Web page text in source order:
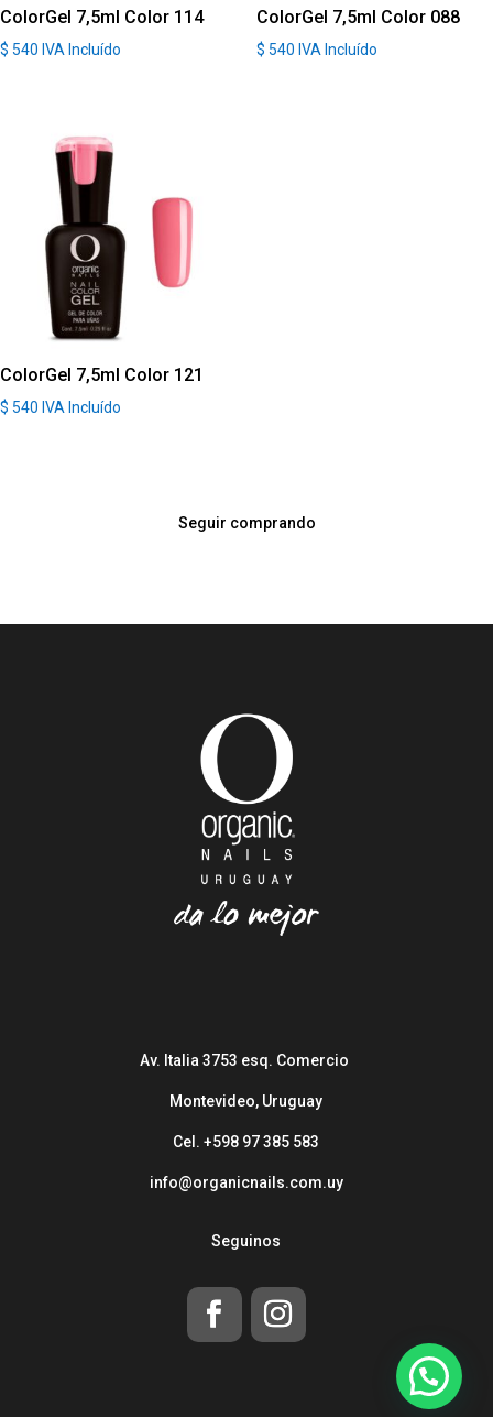
ColorGel 7,5ml Color 114
$ 540 IVA Incluído
ColorGel 7,5ml Color 088
$ 540 IVA Incluído
ColorGel 7,5ml Color 121
$ 540 IVA Incluído
Seguir comprando
Av. Italia 3753 esq. Comercio
Montevideo, Uruguay
Cel. +598 97 385 583
info@organicnails.com.uy
Seguinos